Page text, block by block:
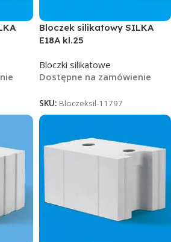
Bloczek silikatowy SILKA
E18A kl.25
Bloczki silikatowe
Dostępne na zamówienie
SKU: Bloczeksil-11797